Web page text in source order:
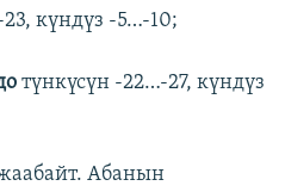
күндүз -5…-10;
түнкүсүн -22…-27, күндүз
Абанын